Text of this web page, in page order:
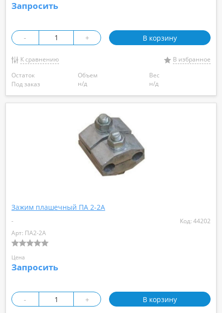
Запросить
- + В корзину
К сравнению
В избранное
Остаток
Под заказ
Объем
н/д
Вес
н/д
Зажим плашечный ПА 2-2А
-
Код: 44202
Арт: ПА2-2А
Цена
Запросить
- + В корзину